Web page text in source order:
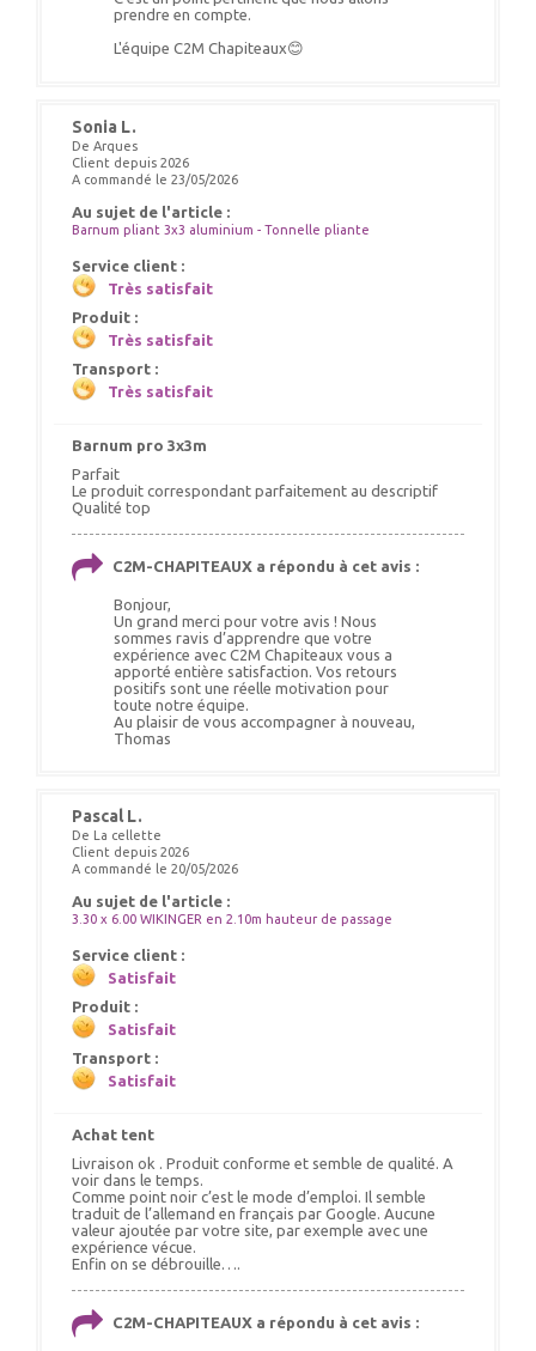
prendre en compte.
L'équipe C2M Chapiteaux😊
Sonia L.
De Arques
Client depuis 2026
A commandé le 23/05/2026
Au sujet de l'article :
Barnum pliant 3x3 aluminium - Tonnelle pliante
Service client :
Très satisfait
Produit :
Très satisfait
Transport :
Très satisfait
Barnum pro 3x3m
Parfait
Le produit correspondant parfaitement au descriptif
Qualité top
C2M-CHAPITEAUX a répondu à cet avis :
Bonjour,
Un grand merci pour votre avis ! Nous
sommes ravis d’apprendre que votre
expérience avec C2M Chapiteaux vous a
apporté entière satisfaction. Vos retours
positifs sont une réelle motivation pour
toute notre équipe.
Au plaisir de vous accompagner à nouveau,
Thomas
Pascal L.
De La cellette
Client depuis 2026
A commandé le 20/05/2026
Au sujet de l'article :
3.30 x 6.00 WIKINGER en 2.10m hauteur de passage
Service client :
Satisfait
Produit :
Satisfait
Transport :
Satisfait
Achat tent
Livraison ok . Produit conforme et semble de qualité. A
voir dans le temps.
Comme point noir c’est le mode d’emploi. Il semble
traduit de l’allemand en français par Google. Aucune
valeur ajoutée par votre site, par exemple avec une
expérience vécue.
Enfin on se débrouille….
C2M-CHAPITEAUX a répondu à cet avis :